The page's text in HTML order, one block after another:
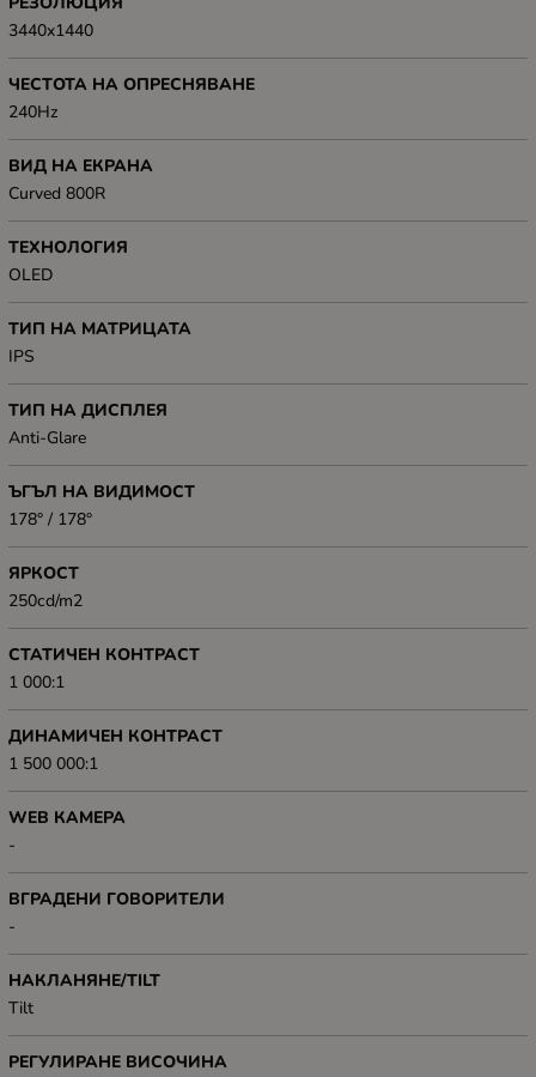
3440x1440
ЧЕСТОТА НА ОПРЕСНЯВАНЕ
240Hz
ВИД НА ЕКРАНА
Curved 800R
ТЕХНОЛОГИЯ
OLED
ТИП НА МАТРИЦАТА
IPS
ТИП НА ДИСПЛЕЯ
Anti-Glare
ЪГЪЛ НА ВИДИМОСТ
178° / 178°
ЯРКОСТ
250cd/m2
СТАТИЧЕН КОНТРАСТ
1 000:1
ДИНАМИЧЕН КОНТРАСТ
1 500 000:1
WEB КАМЕРА
-
ВГРАДЕНИ ГОВОРИТЕЛИ
-
НАКЛАНЯНЕ/TILT
Tilt
РЕГУЛИРАНЕ ВИСОЧИНА